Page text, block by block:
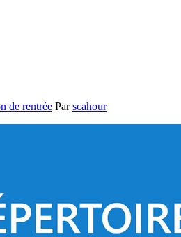
de rentrée Parscahour